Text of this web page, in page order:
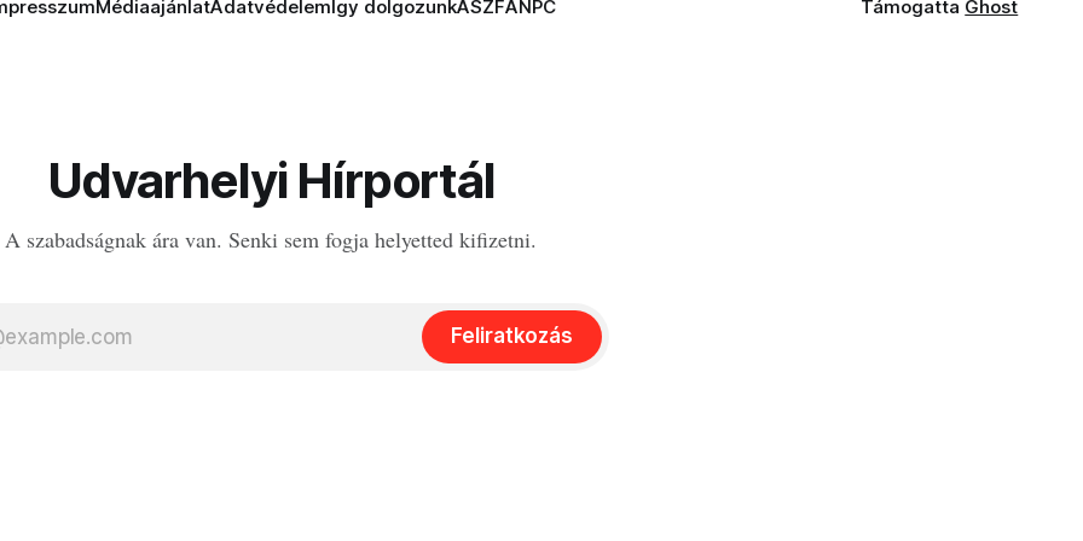
MédiaajánlatAdatvédelem Így dolgozunkÁSZFANPC Támogatta Ghost
Udvarhelyi Hírportál
A szabadságnak ára van. Senki sem fogja helyetted kifizetni.
Feliratkozás